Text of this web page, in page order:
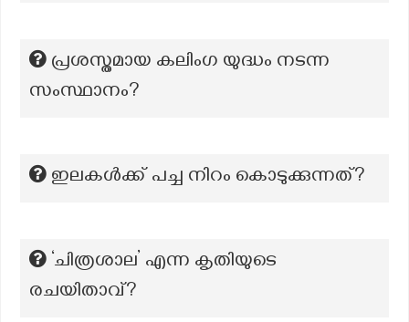
പ്രശസ്തമായ കലിംഗ യുദ്ധം നടന്ന
സംസ്ഥാനം?
ഇലകൾക്ക് പച്ച നിറം കൊടുക്കുന്നത്?
‘ചിത്രശാല’ എന്ന കൃതിയുടെ
രചയിതാവ്?